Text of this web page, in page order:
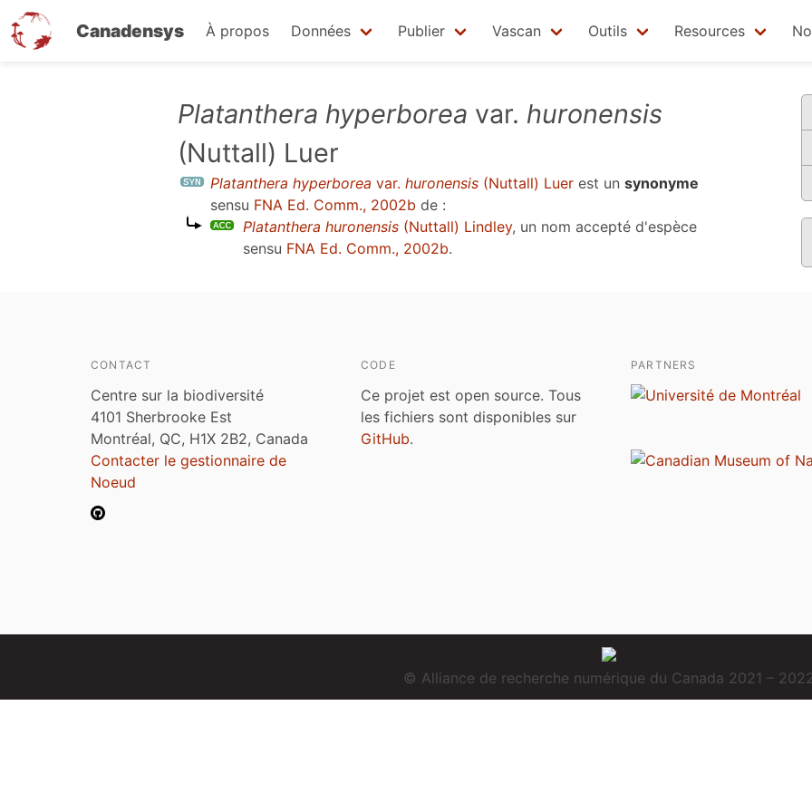
Canadensys À propos Données Publier Vascan Outils Resources
Platanthera hyperborea var. huronensis
(Nuttall) Luer
Platanthera hyperborea var. huronensis (Nuttall) Luer est un synonyme
sensu FNA Ed. Comm., 2002b de :
Platanthera huronensis (Nuttall) Lindley, un nom accepté d'espèce
sensu FNA Ed. Comm., 2002b.
CONTACT
Centre sur la biodiversité
4101 Sherbrooke Est
Montréal, QC, H1X 2B2, Canada
Contacter le gestionnaire de
Noeud
CODE
Ce projet est open source. Tous
les fichiers sont disponibles sur
GitHub.
PARTNERS
© Alliance de recherche numérique du Canada 2021 –